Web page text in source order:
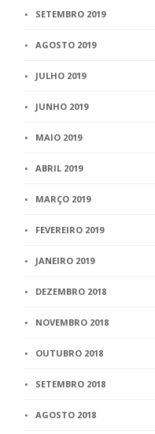
SETEMBRO 2019
AGOSTO 2019
JULHO 2019
JUNHO 2019
MAIO 2019
ABRIL 2019
MARÇO 2019
FEVEREIRO 2019
JANEIRO 2019
DEZEMBRO 2018
NOVEMBRO 2018
OUTUBRO 2018
SETEMBRO 2018
AGOSTO 2018